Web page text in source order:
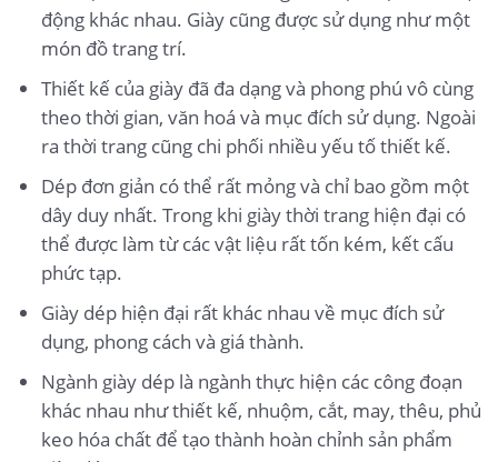
động khác nhau. Giày cũng được sử dụng như một
món đồ trang trí.
Thiết kế của giày đã đa dạng và phong phú vô cùng
theo thời gian, văn hoá và mục đích sử dụng. Ngoài
ra thời trang cũng chi phối nhiều yếu tố thiết kế.
Dép đơn giản có thể rất mỏng và chỉ bao gồm một
dây duy nhất. Trong khi giày thời trang hiện đại có
thể được làm từ các vật liệu rất tốn kém, kết cấu
phức tạp.
Giày dép hiện đại rất khác nhau về mục đích sử
dụng, phong cách và giá thành.
Ngành giày dép là ngành thực hiện các công đoạn
khác nhau như thiết kế, nhuộm, cắt, may, thêu, phủ
keo hóa chất để tạo thành hoàn chỉnh sản phẩm